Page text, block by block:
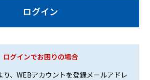
ログインでお困りの場合
り、WEBアカウントを登録メールアドレ